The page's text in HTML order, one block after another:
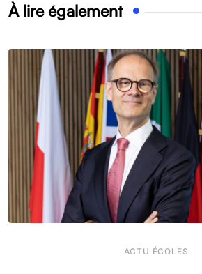
À lire également
ACTU ÉCOLES